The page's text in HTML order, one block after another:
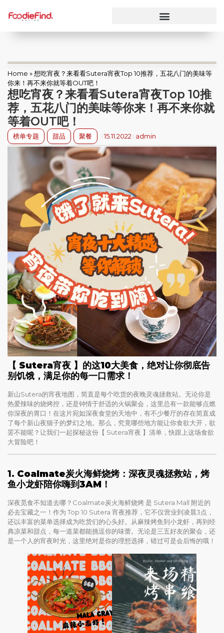
Home »想吃宵夜？来看看Sutera宵夜Top 10推荐，五花八门的美味等
你来！再不来你就等着OUT吧！
想吃宵夜？来看看Sutera宵夜Top 10推
荐，五花八门的美味等你来！再不来你就
等着OUT吧！
榜单专题 甜品 聚餐 15.11.2022 admin
【 Sutera宵夜 】的这10大美食，绝对让你彻底告
别饥饿，满足你的每一口需求！
新山Sutera的宵夜地图，简直是每个吃货的夜晚灵魂拯救站。无论你是
热爱辣味的烧烤控，还是钟情于舒适的火锅聚会，这里总有一款能够点燃
你深夜的胃口！在这片宛如深夜食堂的天地中，有不少餐厅的存在简直成
了每个新山夜猫子的梦幻之地。那么，究竟哪些地方能让你食欲大开，欲
罢不能呢？让我们一起探秘这份【 Sutera宵夜 】清单，快跟上这场食欲
大冒险吧！
1. Coalmate炭火海鲜烧烤：深夜灵魂拯救站，烤
鱼小龙虾陪你嗨到3AM！
深夜觅食不知道去哪？Coalmate炭火海鲜烧烤 是 Sutera Mall 附近的
必去宝藏之一！作为 Top 10 Sutera 宵夜推荐，它不仅营业到凌晨3点，
还以丰富的菜单选择成为吃货们的心头好。从麻辣烤鱼到小龙虾，再到经
典凉菜和甜点，每一道菜都能挑逗你的味蕾。无论是三五好友的聚会，还
是一个人的宵夜时光，这里绝对是你的理想选择，错过可是会后悔的哦！